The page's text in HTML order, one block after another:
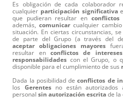
Es obligación de cada colaborador
cualquier participación significativa
que pudieran resultar en conflictos
además,comunicar cualquier
situación. En ciertas circunstancias,
de parte del Grupo (a través del
aceptar
obligaciones mayores
resultar enconflictos de intereses
responsabilidades con el Grupo, o
disponible para el cumplimiento de sus
Dada la posibilidad deconflictos de
los Gerentesno están autorizados
personalsin autorización escrita de la